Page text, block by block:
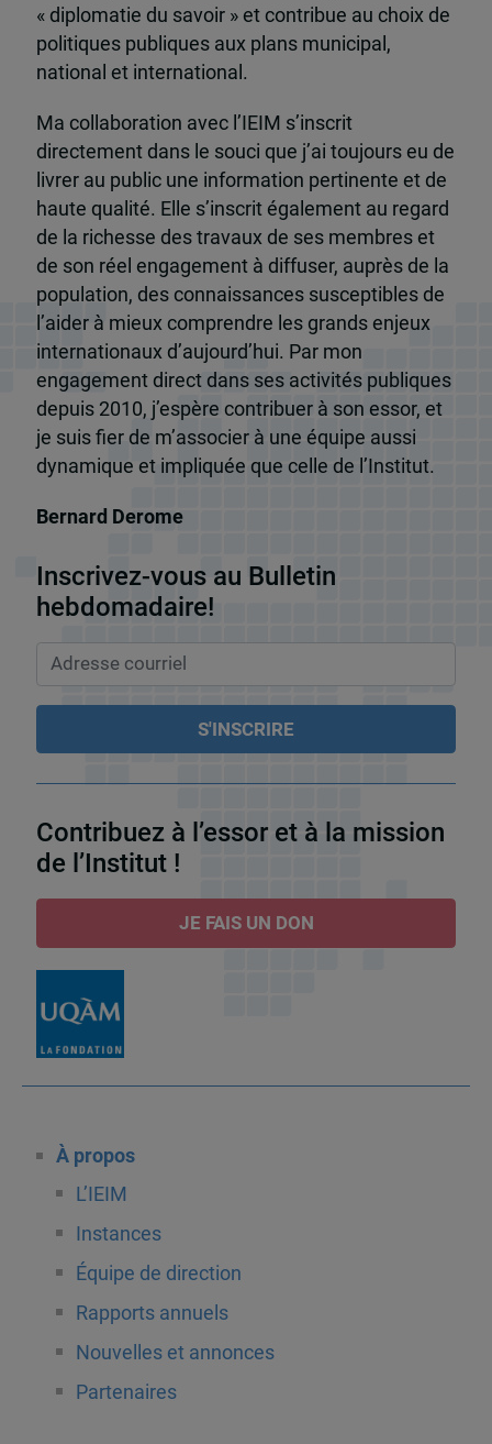
« diplomatie du savoir » et contribue au choix de
politiques publiques aux plans municipal,
national et international.
Ma collaboration avec l’IEIM s’inscrit
directement dans le souci que j’ai toujours eu de
livrer au public une information pertinente et de
haute qualité. Elle s’inscrit également au regard
de la richesse des travaux de ses membres et
de son réel engagement à diffuser, auprès de la
population, des connaissances susceptibles de
l’aider à mieux comprendre les grands enjeux
internationaux d’aujourd’hui. Par mon
engagement direct dans ses activités publiques
depuis 2010, j’espère contribuer à son essor, et
je suis fier de m’associer à une équipe aussi
dynamique et impliquée que celle de l’Institut.
Bernard Derome
Inscrivez-vous au Bulletin
hebdomadaire!
Contribuez à l’essor et à la mission
de l’Institut !
JE FAIS UN DON
À propos
L’IEIM
Instances
Équipe de direction
Rapports annuels
Nouvelles et annonces
Partenaires